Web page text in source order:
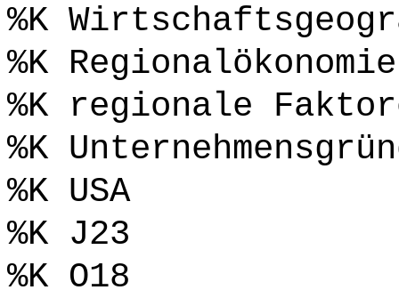
%K
%K Regionalökonomie
%K regionale
%K
%K USA
%K J23
%K O18